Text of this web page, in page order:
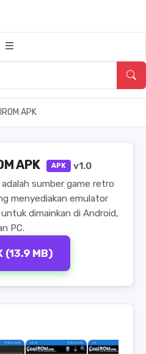
APK
APK APK
v1.0
adalah sumber game retro
menyediakan emulator
untuk dimainkan di Android,
PC.
(13.9 MB)